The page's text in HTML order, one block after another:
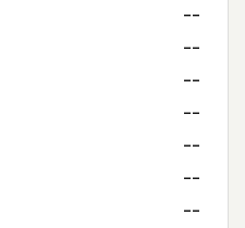
--
--
--
--
--
--
--